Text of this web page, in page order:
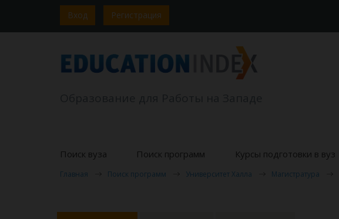
Вход Регистрация
Поиск вуза Поиск программ Курсы подготовки в вуз
Главная Поиск программ Университет Халла Магистратура